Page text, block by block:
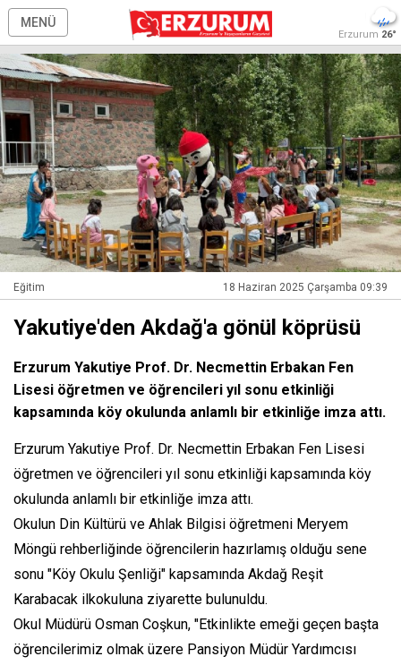
MENÜ
Erzurum 26°
Eğitim 18 Haziran 2025 Çarşamba 09:39
Yakutiye'den Akdağ'a gönül köprüsü
Erzurum Yakutiye Prof. Dr. Necmettin Erbakan Fen
Lisesi öğretmen ve öğrencileri yıl sonu etkinliği
kapsamında köy okulunda anlamlı bir etkinliğe imza attı.
Erzurum Yakutiye Prof. Dr. Necmettin Erbakan Fen Lisesi
öğretmen ve öğrencileri yıl sonu etkinliği kapsamında köy
okulunda anlamlı bir etkinliğe imza attı.
Okulun Din Kültürü ve Ahlak Bilgisi öğretmeni Meryem
Möngü rehberliğinde öğrencilerin hazırlamış olduğu sene
sonu "Köy Okulu Şenliği" kapsamında Akdağ Reşit
Karabacak ilkokuluna ziyarette bulunuldu.
Okul Müdürü Osman Coşkun, "Etkinlikte emeği geçen başta
öğrencilerimiz olmak üzere Pansiyon Müdür Yardımcısı